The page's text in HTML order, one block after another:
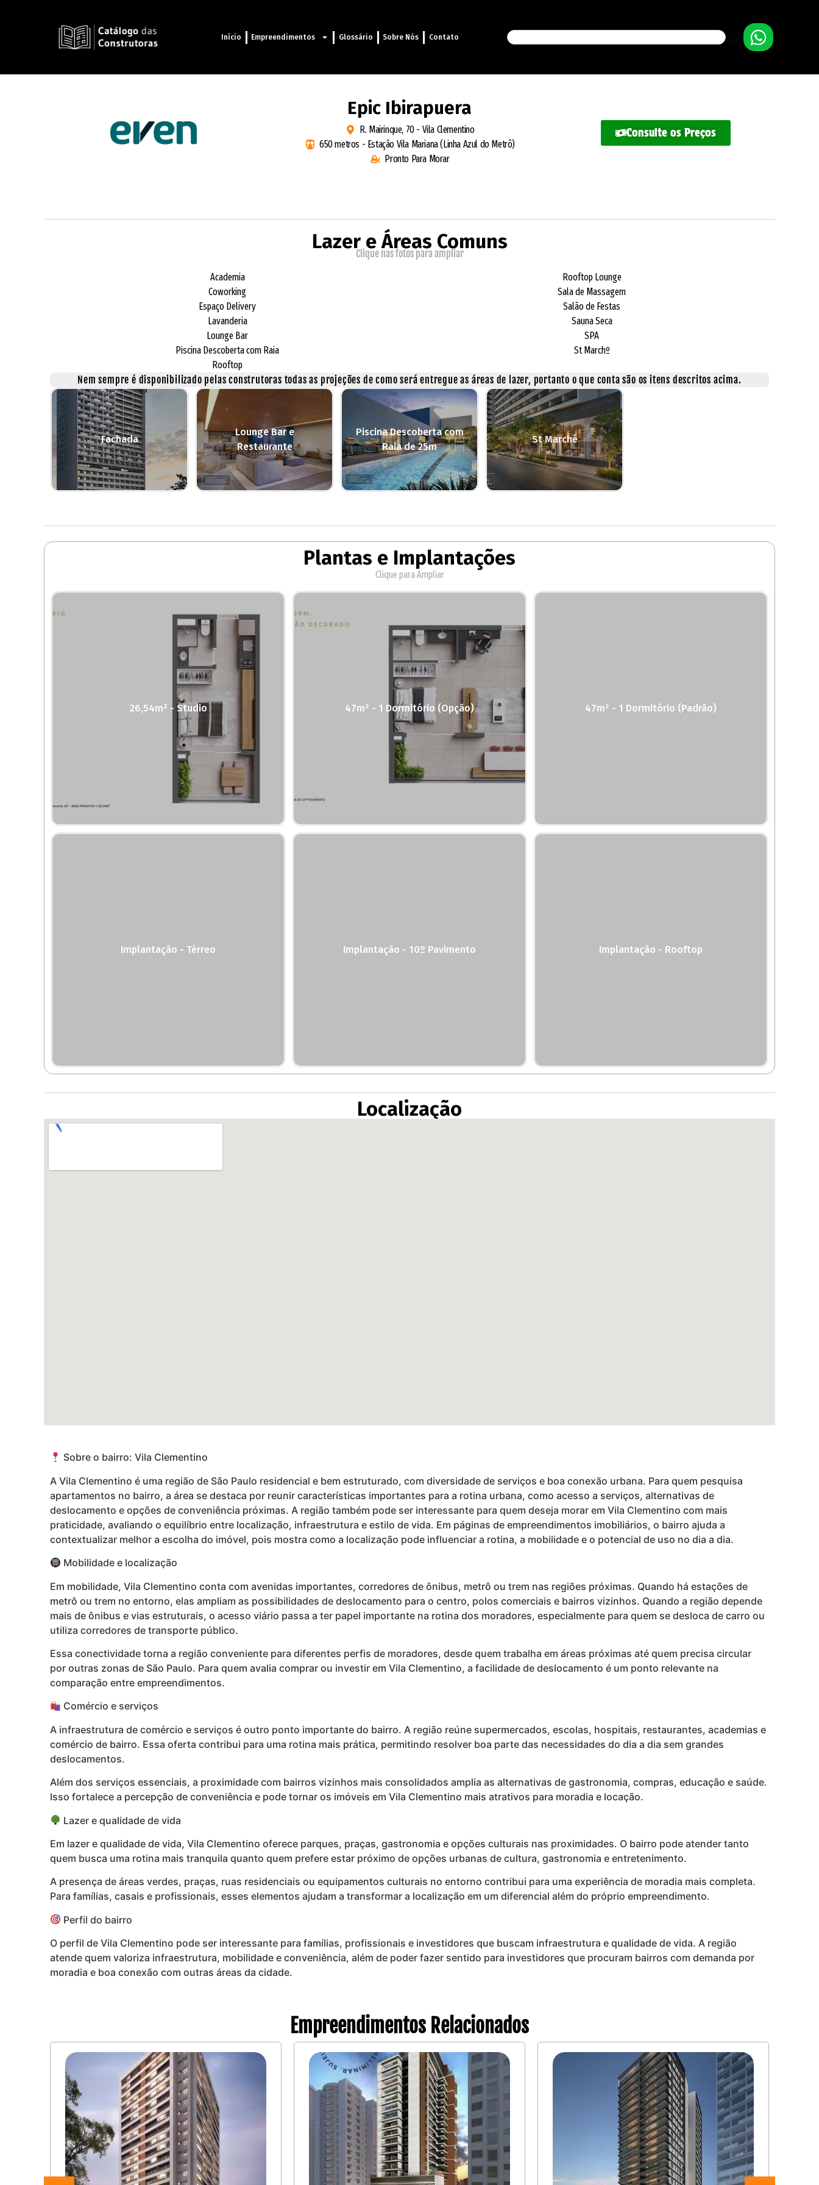
Início Empreendimentos Glossário Sobre Nós Contato
Epic Ibirapuera
R. Mairinque, 70 - Vila Clementino
650 metros - Estação Vila Mariana (Linha Azul do Metrô)
Pronto Para Morar
Consulte os Preços
Lazer e Áreas Comuns
Clique nas fotos para ampliar
Academia
Coworking
Espaço Delivery
Lavanderia
Lounge Bar
Piscina Descoberta com Raia
Rooftop
Rooftop Lounge
Sala de Massagem
Salão de Festas
Sauna Seca
SPA
St Marchº
Nem sempre é disponibilizado pelas construtoras todas as projeções de como será entregue as áreas de lazer, portanto o que conta são os itens descritos acima.
Fachada
Lounge Bar e
Restaurante
Piscina Descoberta com
Raia de 25m
St Marchê
Plantas e Implantações
Clique para Ampliar
26,54m² - Studio 47m² - 1 Dormitório (Opção) 47m² - 1 Dormitório (Padrão)
Implantação - Térreo Implantação - 10º Pavimento Implantação - Rooftop
Localização
Sobre o bairro: Vila Clementino
A Vila Clementino é uma região de São Paulo residencial e bem estruturado, com diversidade de serviços e boa conexão urbana. Para quem pesquisa
apartamentos no bairro, a área se destaca por reunir características importantes para a rotina urbana, como acesso a serviços, alternativas de
deslocamento e opções de conveniência próximas. A região também pode ser interessante para quem deseja morar em Vila Clementino com mais
praticidade, avaliando o equilíbrio entre localização, infraestrutura e estilo de vida. Em páginas de empreendimentos imobiliários, o bairro ajuda a
contextualizar melhor a escolha do imóvel, pois mostra como a localização pode influenciar a rotina, a mobilidade e o potencial de uso no dia a dia.
Mobilidade e localização
Em mobilidade, Vila Clementino conta com avenidas importantes, corredores de ônibus, metrô ou trem nas regiões próximas. Quando há estações de
metrô ou trem no entorno, elas ampliam as possibilidades de deslocamento para o centro, polos comerciais e bairros vizinhos. Quando a região depende
mais de ônibus e vias estruturais, o acesso viário passa a ter papel importante na rotina dos moradores, especialmente para quem se desloca de carro ou
utiliza corredores de transporte público.
Essa conectividade torna a região conveniente para diferentes perfis de moradores, desde quem trabalha em áreas próximas até quem precisa circular
por outras zonas de São Paulo. Para quem avalia comprar ou investir em Vila Clementino, a facilidade de deslocamento é um ponto relevante na
comparação entre empreendimentos.
Comércio e serviços
A infraestrutura de comércio e serviços é outro ponto importante do bairro. A região reúne supermercados, escolas, hospitais, restaurantes, academias e
comércio de bairro. Essa oferta contribui para uma rotina mais prática, permitindo resolver boa parte das necessidades do dia a dia sem grandes
deslocamentos.
Além dos serviços essenciais, a proximidade com bairros vizinhos mais consolidados amplia as alternativas de gastronomia, compras, educação e saúde.
Isso fortalece a percepção de conveniência e pode tornar os imóveis em Vila Clementino mais atrativos para moradia e locação.
Lazer e qualidade de vida
Em lazer e qualidade de vida, Vila Clementino oferece parques, praças, gastronomia e opções culturais nas proximidades. O bairro pode atender tanto
quem busca uma rotina mais tranquila quanto quem prefere estar próximo de opções urbanas de cultura, gastronomia e entretenimento.
A presença de áreas verdes, praças, ruas residenciais ou equipamentos culturais no entorno contribui para uma experiência de moradia mais completa.
Para famílias, casais e profissionais, esses elementos ajudam a transformar a localização em um diferencial além do próprio empreendimento.
Perfil do bairro
O perfil de Vila Clementino pode ser interessante para famílias, profissionais e investidores que buscam infraestrutura e qualidade de vida. A região
atende quem valoriza infraestrutura, mobilidade e conveniência, além de poder fazer sentido para investidores que procuram bairros com demanda por
moradia e boa conexão com outras áreas da cidade.
Empreendimentos Relacionados